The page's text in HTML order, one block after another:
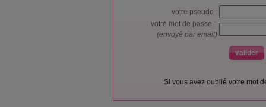
votre pseudo :
votre mot de passe :
(envoyé par email)
Si vous avez oublié votre mot